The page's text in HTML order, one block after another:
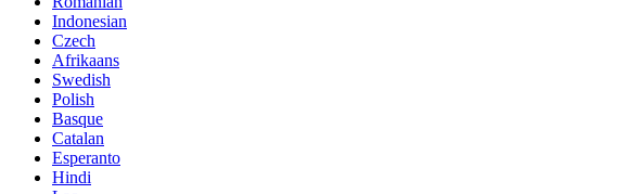
Indonesian
Czech
Afrikaans
Swedish
Polish
Basque
Catalan
Esperanto
Hindi